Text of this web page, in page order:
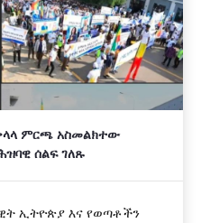
ምርጫ አስመልክተው
ሰልፍ ገለጹ
ኢትዮጵያ እና የወጣቶችን